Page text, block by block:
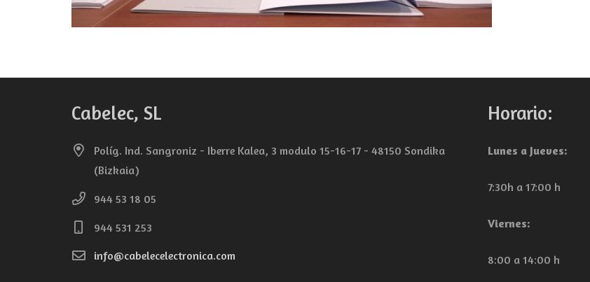
Cabelec, SL
Políg. Ind. Sangroniz - Iberre Kalea, 3 modulo 15-16-17 - 48150 Sondika
(Bizkaia)
944 53 18 05
944 531 253
info@cabelecelectronica.com
Horario:
Lunes a Jueves:
7:30h a 17:00 h
Viernes:
8:00 a 14:00 h